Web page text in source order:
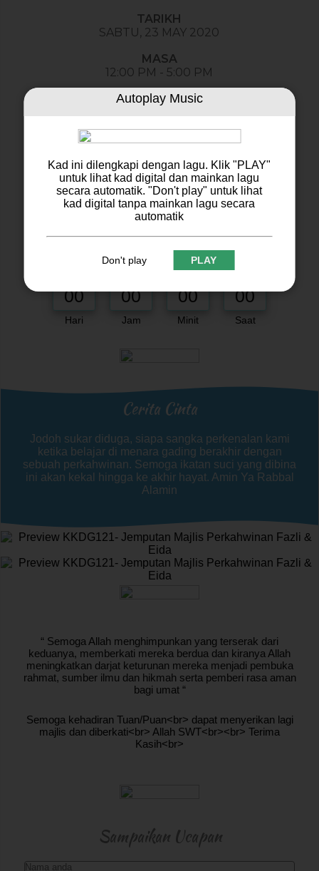
Autoplay Music
Kad ini dilengkapi dengan lagu. Klik "PLAY"
untuk lihat kad digital dan mainkan lagu
secara automatik. "Don't play" untuk lihat
kad digital tanpa mainkan lagu secara
automatik
Don't play PLAY
TARIKH
SABTU, 23 MAY 2020
MASA
12:00 PM - 5:00 PM
LOKASI
TAMAN MAHSURI,
09400 PADANG SERAI KEDAH
Aturcara Majlis
Majlis Selesai. Terima Kasih
00
Hari
00
Jam
00
Minit
00
Saat
Cerita Cinta
Jodoh sukar diduga, siapa sangka perkenalan kami
ketika belajar di menara gading berakhir dengan
sebuah perkahwinan. Semoga ikatan suci yang dibina
ini akan kekal hingga ke akhir hayat. Amin Ya Rabbal
Alamin
“ Semoga Allah menghimpunkan yang terserak dari
keduanya, memberkati mereka berdua dan kiranya Allah
meningkatkan darjat keturunan mereka menjadi pembuka
rahmat, sumber ilmu dan hikmah serta pemberi rasa aman
bagi umat “
Semoga kehadiran Tuan/Puan<br> dapat menyerikan lagi
majlis dan diberkati<br> Allah SWT<br><br> Terima
Kasih<br>
Sampaikan Ucapan